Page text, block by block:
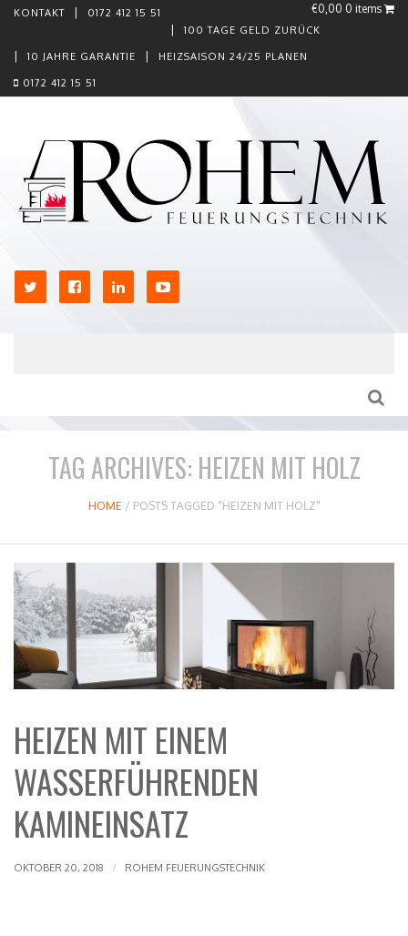
€0,00 0 items
KONTAKT
0172 412 15 51
100 TAGE GELD ZURÜCK
10 JAHRE GARANTIE HEIZSAISON 24/25 PLANEN
0172 412 15 51
TAG ARCHIVES: HEIZEN MIT HOLZ
HOME / POSTS TAGGED "HEIZEN MIT HOLZ"
HEIZEN MIT EINEM
WASSERFÜHRENDEN
KAMINEINSATZ
OKTOBER 20, 2018 ROHEM FEUERUNGSTECHNIK